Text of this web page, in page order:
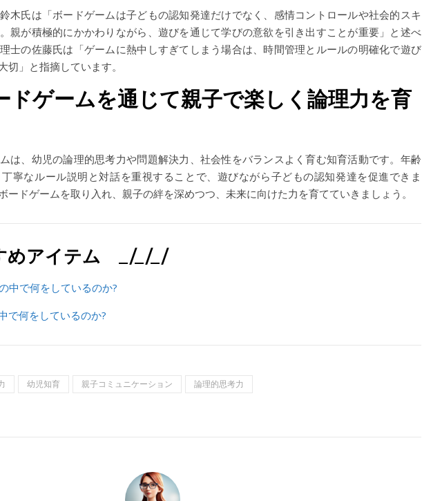
木氏は「ボードゲームは子どもの認知発達だけでなく、感情コントロールや社会的スキ
親が積極的にかかわりながら、遊びを通じて学びの意欲を引き出すことが重要」と述べ
士の佐藤氏は「ゲームに熱中しすぎてしまう場合は、時間管理とルールの明確化で遊び
」と指摘しています。
ドゲームを通じて親子で楽しく論理力を育
は、幼児の論理的思考力や問題解決力、社会性をバランスよく育む知育活動です。年齢
寧なルール説明と対話を重視することで、遊びながら子どもの認知発達を促進できま
ードゲームを取り入れ、親子の絆を深めつつ、未来に向けた力を育てていきましょう。
めアイテム _/_/_/
で何をしているのか?
幼児知育 親子コミュニケーション 論理的思考力